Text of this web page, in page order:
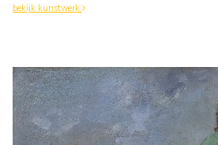
bekijk kunstwerk